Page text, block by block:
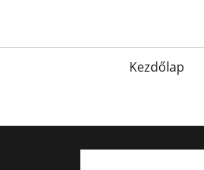
PrimaryKezdőlap